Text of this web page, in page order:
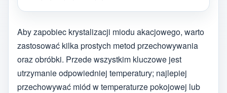
Aby zapobiec krystalizacji miodu akacjowego, warto
zastosować kilka prostych metod przechowywania
oraz obróbki. Przede wszystkim kluczowe jest
utrzymanie odpowiedniej temperatury; najlepiej
przechowywać miód w temperaturze pokojowej lub